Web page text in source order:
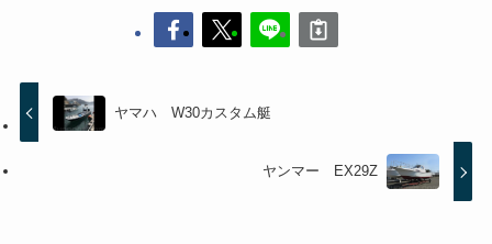
ヤマハ W30カスタム艇
ヤンマー EX29Z